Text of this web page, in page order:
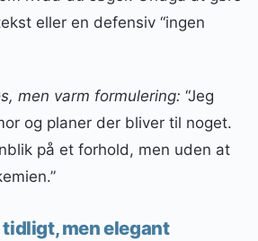
eller en defensiv “ingen
men varm formulering: “Jeg
og planer der bliver til noget.
på et forhold, men uden at
men elegant